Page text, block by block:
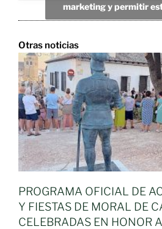
marketing y permitir
Otras noticias
PROGRAMA OFICIAL DE
Y FIESTAS DE MORAL DE
CELEBRADAS EN HONOR